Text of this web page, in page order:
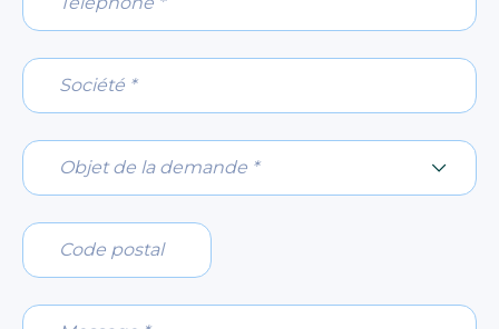
Société *
Objet de la demande *
Objet de la demande *
Code postal
Message *